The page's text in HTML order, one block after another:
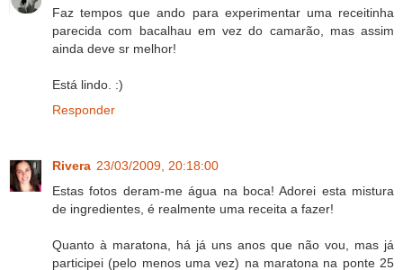
Faz tempos que ando para experimentar uma receitinha
parecida com bacalhau em vez do camarão, mas assim
ainda deve sr melhor!
Está lindo. :)
Responder
Rivera 23/03/2009, 20:18:00
Estas fotos deram-me água na boca! Adorei esta mistura
de ingredientes, é realmente uma receita a fazer!
Quanto à maratona, há já uns anos que não vou, mas já
participei (pelo menos uma vez) na maratona na ponte 25